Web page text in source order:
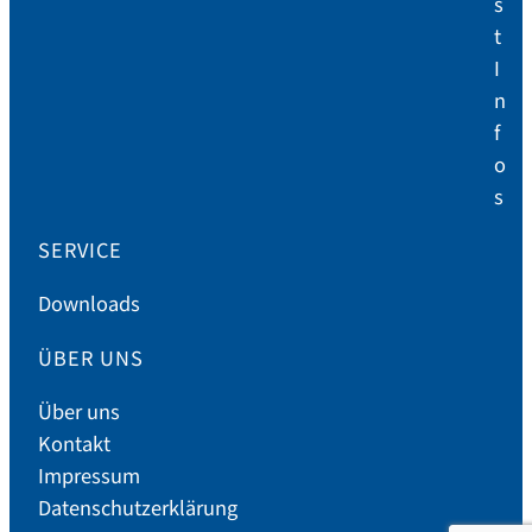
t
I
n
f
o
s
SERVICE
Downloads
ÜBER UNS
Über uns
Kontakt
Impressum
Datenschutzerklärung